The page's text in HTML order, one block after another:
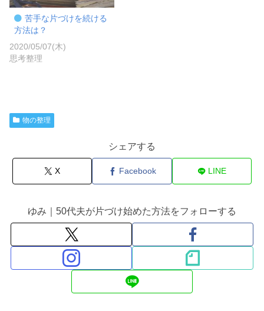
苦手な片づけを続ける
方法は？
2020/05/07(木)
思考整理
物の整理
シェアする
X Facebook LINE
ゆみ｜50代夫が片づけ始めた方法をフォローする